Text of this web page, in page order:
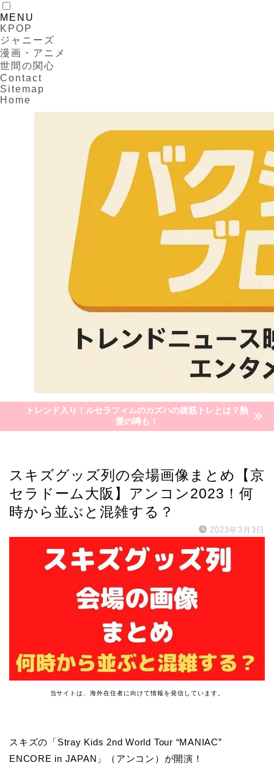
MENU
KPOP
ジャニーズ
漫画・アニメ
世間の関心
Contact
Sitemap
Home
トレンド入り！ルセラフィムのカズハの腹筋トレとは？熱
愛の噂も！
スキズグッズ列の会場画像まとめ【京
セラドーム大阪】アンコン2023！何
時から並ぶと混雑する？
2023年3月3日
当サイトは、海外在住者に向けて情報を発信しています。
スキズの「Stray Kids 2nd World Tour “MANIAC”
ENCORE in JAPAN」（アンコン）が開演！